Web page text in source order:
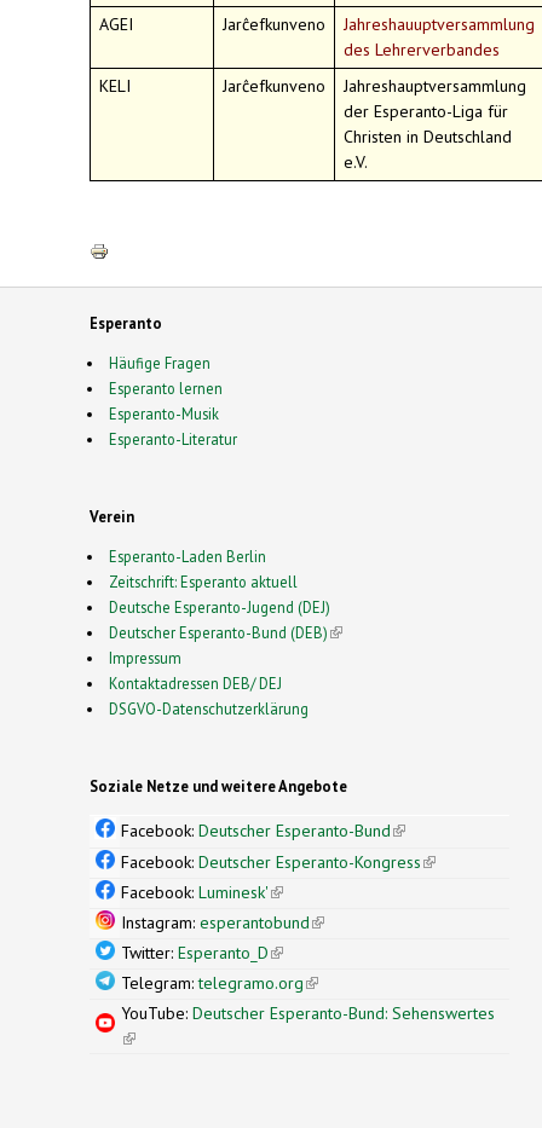
AGEI Jarĉefkunveno
Jahreshauuptversammlung
des Lehrerverbandes
KELI
Jarĉefkunveno
Jahreshauptversammlung
der Esperanto-Liga für
Christen in Deutschland
e.V.
Esperanto
Häufige Fragen
Esperanto lernen
Esperanto-Musik
Esperanto-Literatur
Verein
Esperanto-Laden Berlin
Zeitschrift: Esperanto aktuell
Deutsche Esperanto-Jugend (DEJ)
Deutscher Esperanto-Bund (DEB)(link is external)
Impressum
Kontaktadressen DEB/ DEJ
DSGVO-Datenschutzerklärung
Soziale Netze und weitere Angebote
Facebook: Deutscher Esperanto-Bund(link is
external)
Facebook: Deutscher Esperanto-Kongress(link is
Facebook: Luminesk'(link is external)
Instagram: esperantobund(link is external)
Twitter: Esperanto_D(link is external)
Telegram:telegramo.org(link is external)
YouTube: Deutscher Esperanto-Bund: Sehenswertes
(link is external)